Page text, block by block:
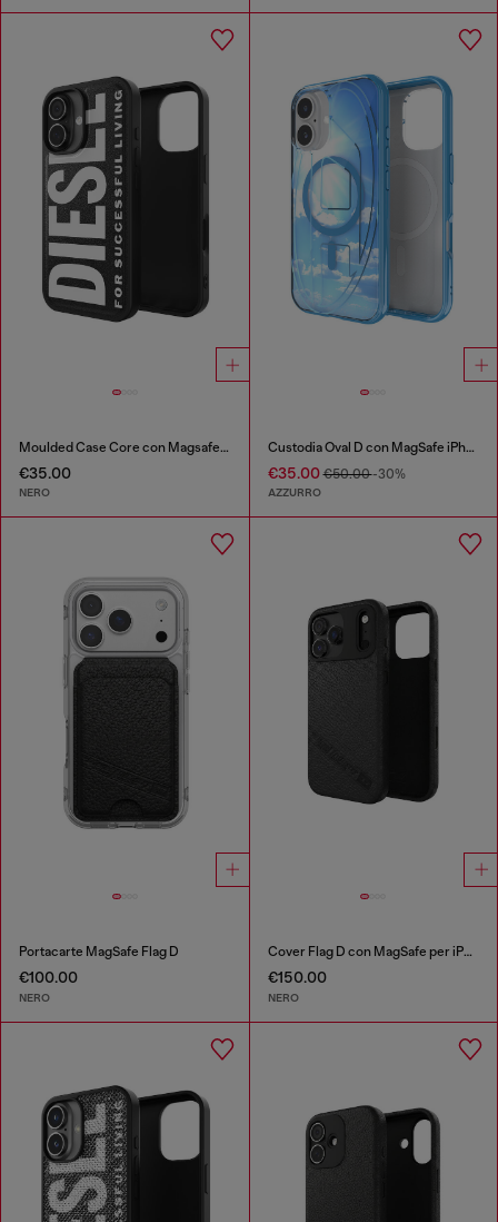
Moulded Case Core con Magsafe per iPhone 17
€35.00
NERO
Custodia Oval D con MagSafe iPhone 16
€35.00€50.00-30%
AZZURRO
Portacarte MagSafe Flag D
€100.00
NERO
Cover Flag D con MagSafe per iPhone 17 Pro
€150.00
NERO